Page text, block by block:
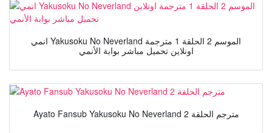
انمي Yakusoku No Neverland الموسم 2 الحلقة 1 مترجمة
اونلاين تحميل مباشر بوابة الأنمي
Ayato Fansub Yakusoku No Neverland مترجم الحلقة 2